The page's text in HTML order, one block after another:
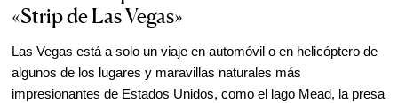
Subrogación
El Proceso Medico para Gestantes
Subrogadas
«Strip de Las Vegas»
Las Vegas está a solo un viaje en automóvil o en helicóptero de
algunos de los lugares y maravillas naturales más
impresionantes de Estados Unidos, como el lago Mead, la presa